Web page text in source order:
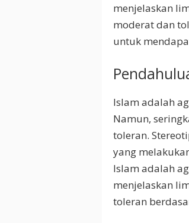
menjelaskan
moderat dan
untuk
Islam adalah
Namun,
toleran.
yang
Islam adalah
menjelaskan
toleran